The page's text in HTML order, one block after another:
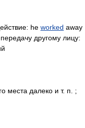
he worked away
другому лицу:
места далеко и т. п. ;